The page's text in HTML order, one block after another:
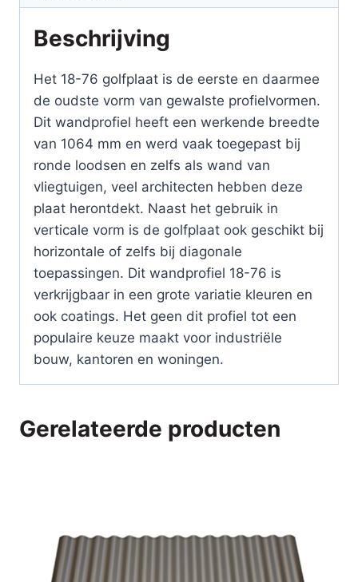
mm
aantal
Beschrijving
Het 18-76 golfplaat is de eerste en daarmee
de oudste vorm van gewalste profielvormen.
Dit wandprofiel heeft een werkende breedte
van 1064 mm en werd vaak toegepast bij
ronde loodsen en zelfs als wand van
vliegtuigen, veel architecten hebben deze
plaat herontdekt. Naast het gebruik in
verticale vorm is de golfplaat ook geschikt bij
horizontale of zelfs bij diagonale
toepassingen. Dit wandprofiel 18-76 is
verkrijgbaar in een grote variatie kleuren en
ook coatings. Het geen dit profiel tot een
populaire keuze maakt voor industriële
bouw, kantoren en woningen.
Gerelateerde producten